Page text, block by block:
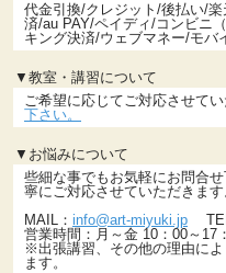
代金引換/クレジット/後払い/
済/au PAY/ペイディ/コンビニ
キング決済/ウェブマネー/モバ
▼教室・講習について
ご希望に応じてご対応させてい
下さい。
▼お悩みについて
些細な事でもお気軽にお問合
寧にご対応させていただきます
MAIL： info@art-miyuki.jp
営業時間：月～金 10：00～17
※出張講習、その他の理由に
ます。